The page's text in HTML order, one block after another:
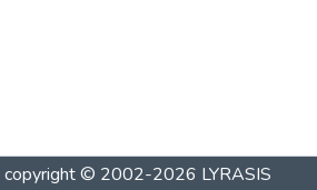
copyright © 2002-2026 LYRASIS